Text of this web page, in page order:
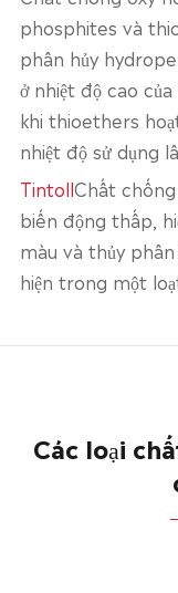
phosphites và
phân hủy
ở nhiệt độ cao
khi thioethers
nhiệt độ sử dụng
TintollChất
biến động thấp,
màu và thủy
hiện trong một
Các loại